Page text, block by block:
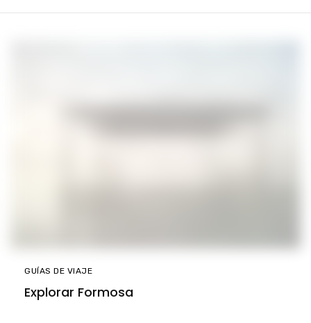
GUÍAS DE VIAJE
Explorar Formosa